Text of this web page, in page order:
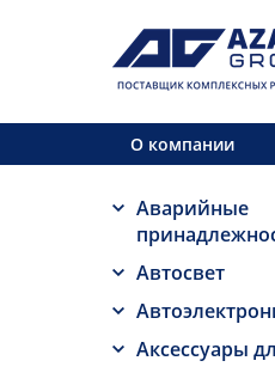
О компании
Аварийные
Автосвет
Аксессуары